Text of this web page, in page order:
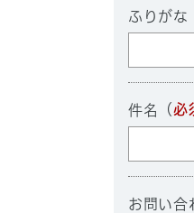
ふりがな
件名 （必
お問い合